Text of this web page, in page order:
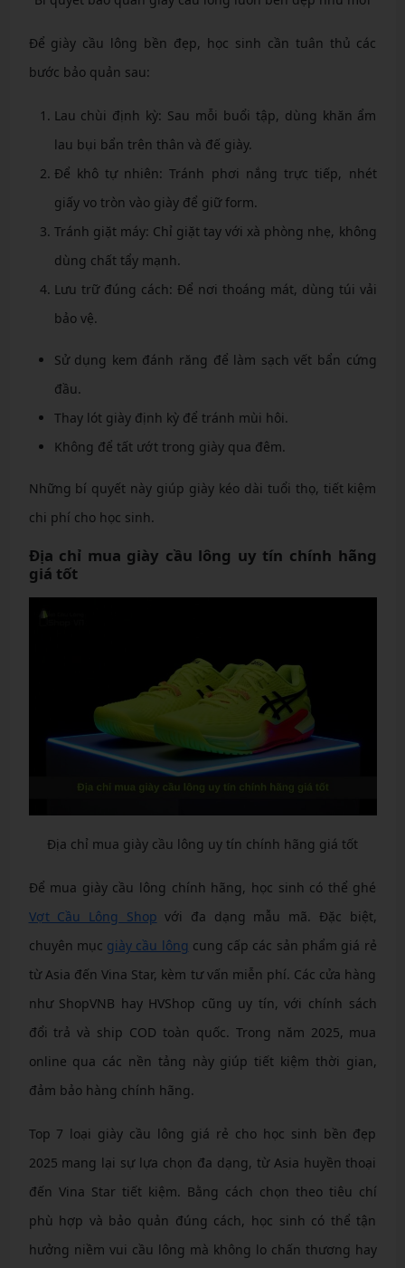
Để giày cầu lông bền đẹp, học sinh cần tuân thủ các
bước bảo quản sau:
Lau chùi định kỳ: Sau mỗi buổi tập, dùng khăn ẩm
lau bụi bẩn trên thân và đế giày.
Để khô tự nhiên: Tránh phơi nắng trực tiếp, nhét
giấy vo tròn vào giày để giữ form.
Tránh giặt máy: Chỉ giặt tay với xà phòng nhẹ, không
dùng chất tẩy mạnh.
Lưu trữ đúng cách: Để nơi thoáng mát, dùng túi vải
bảo vệ.
Sử dụng kem đánh răng để làm sạch vết bẩn cứng
đầu.
Thay lót giày định kỳ để tránh mùi hôi.
Không để tất ướt trong giày qua đêm.
Những bí quyết này giúp giày kéo dài tuổi thọ, tiết kiệm
chi phí cho học sinh.
Địa chỉ mua giày cầu lông uy tín chính hãng
giá tốt
Địa chỉ mua giày cầu lông uy tín chính hãng giá tốt
Để mua giày cầu lông chính hãng, học sinh có thể ghé
Vợt Cầu Lông Shop với đa dạng mẫu mã. Đặc biệt,
chuyên mục giày cầu lông cung cấp các sản phẩm giá rẻ
từ Asia đến Vina Star, kèm tư vấn miễn phí. Các cửa hàng
như ShopVNB hay HVShop cũng uy tín, với chính sách
đổi trả và ship COD toàn quốc. Trong năm 2025, mua
online qua các nền tảng này giúp tiết kiệm thời gian,
đảm bảo hàng chính hãng.
Top 7 loại giày cầu lông giá rẻ cho học sinh bền đẹp
2025 mang lại sự lựa chọn đa dạng, từ Asia huyền thoại
đến Vina Star tiết kiệm. Bằng cách chọn theo tiêu chí
phù hợp và bảo quản đúng cách, học sinh có thể tận
hưởng niềm vui cầu lông mà không lo chấn thương hay